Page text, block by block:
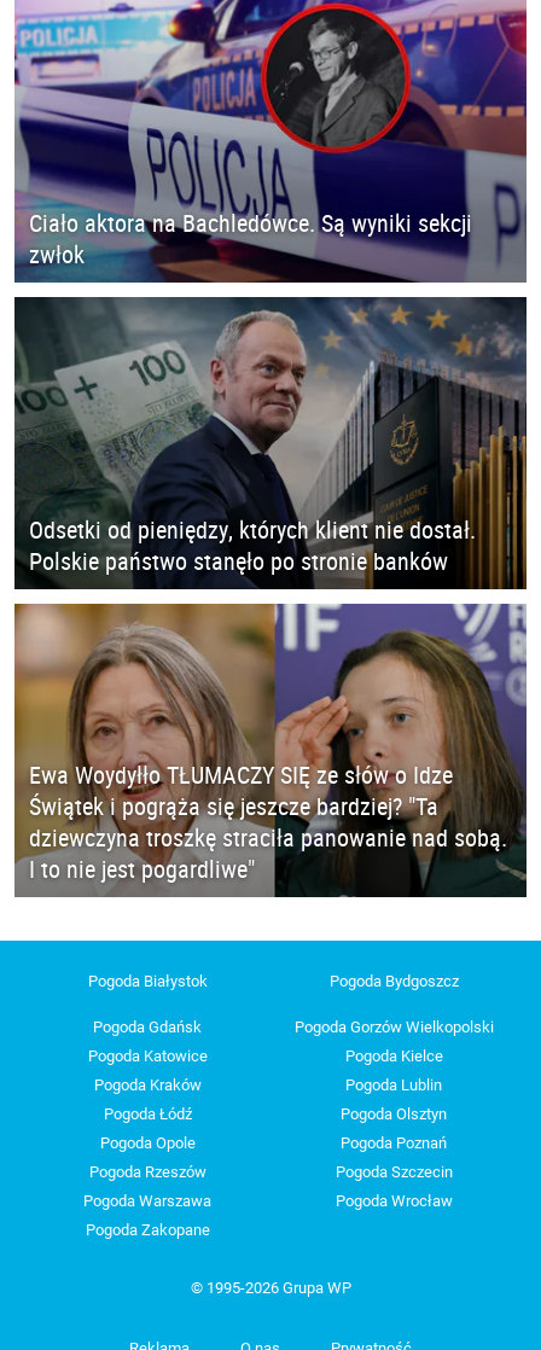
Ciało aktora na Bachledówce. Są wyniki sekcji
zwłok
Odsetki od pieniędzy, których klient nie dostał.
Polskie państwo stanęło po stronie banków
Ewa Woydyłło TŁUMACZY SIĘ ze słów o Idze
Świątek i pogrąża się jeszcze bardziej? "Ta
dziewczyna troszkę straciła panowanie nad sobą.
I to nie jest pogardliwe"
Pogoda Białystok Pogoda Bydgoszcz
Pogoda Gdańsk
Pogoda Gorzów Wielkopolski
Pogoda Katowice
Pogoda Kielce
Pogoda Kraków
Pogoda Lublin
Pogoda Łódź
Pogoda Olsztyn
Pogoda Opole
Pogoda Poznań
Pogoda Rzeszów
Pogoda Szczecin
Pogoda Warszawa
Pogoda Wrocław
Pogoda Zakopane
© 1995-2026 Grupa WP